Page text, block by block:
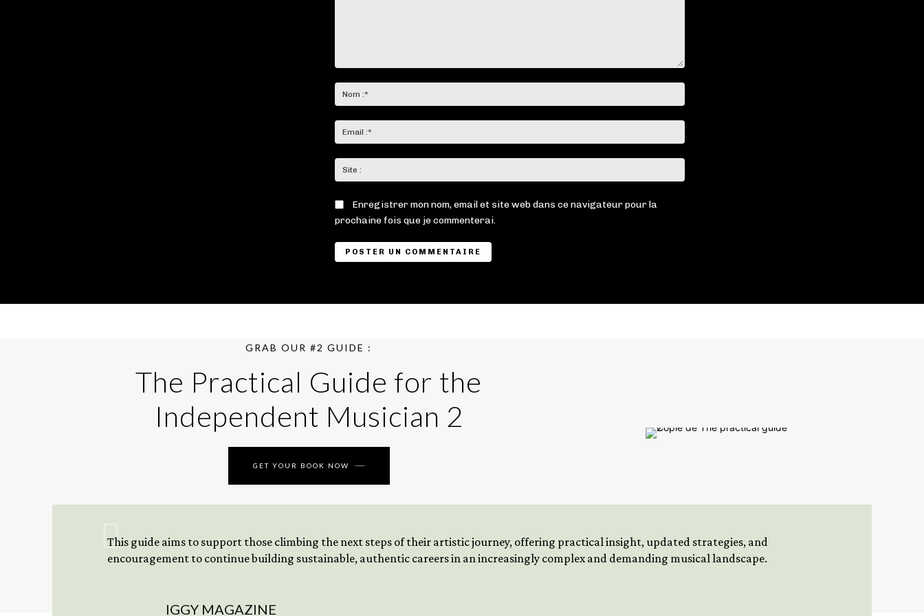
:*
:*
:
Enregistrer mon nom, email et site web dans ce navigateur pour la
prochaine fois que je commenterai.
GRAB OUR #2 GUIDE :
The Practical Guide for the
Independent Musician 2
GET YOUR BOOK NOW
This guide aims to support those climbing the next steps of their artistic journey, offering practical insight, updated strategies, and
encouragement to continue building sustainable, authentic careers in an increasingly complex and demanding musical landscape.
IGGY MAGAZINE